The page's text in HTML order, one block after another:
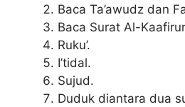
Baca Ta’awudz dan
Baca Surat Al-
Ruku’.
I’tidal.
Sujud.
Duduk diantara dua